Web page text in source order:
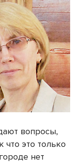
вопросы,
что это только
нет